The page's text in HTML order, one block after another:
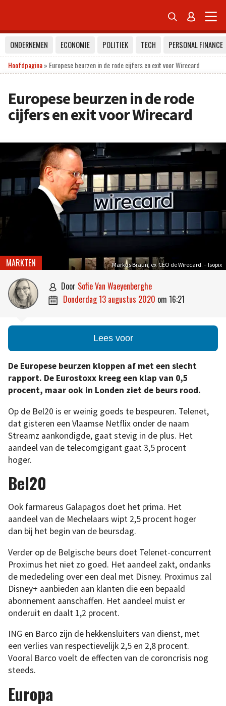
 
ONDERNEMEN ECONOMIE POLITIEK TECH
PERSONAL FINANCE
Hoofdpagina» Europese beurzen in de rode cijfers en exit voor Wirecard
Europese beurzen in de rode
cijfers en exit voor Wirecard
Markus Braun, ex-CEO de Wirecard. – Isopix
MARKTEN
 door Sofie Van Waeyenberghe
 donderdag 13 augustus 2020 om 16:21
Lees voor
De Europese beurzen kloppen af met een slecht
rapport. De Eurostoxx kreeg een klap van 0,5
procent, maar ook in Londen ziet de beurs rood.
Op de Bel20 is er weinig goeds te bespeuren. Telenet,
dat gisteren een Vlaamse Netflix onder de naam
Streamz aankondigde, gaat stevig in de plus. Het
aandeel van de telecomgigant gaat 3,5 procent
hoger.
Bel20
Ook farmareus Galapagos doet het prima. Het
aandeel van de Mechelaars wipt 2,5 procent hoger
dan bij het begin van de beursdag.
Verder op de Belgische beurs doet Telenet-concurrent
Proximus het niet zo goed. Het aandeel zakt, ondanks
de mededeling over een deal met Disney. Proximus zal
Disney+ aanbieden aan klanten die een bepaald
abonnement aanschaffen. Het aandeel muist er
onderuit en daalt 1,2 procent.
ING en Barco zijn de hekkensluiters van dienst, met
een verlies van respectievelijk 2,5 en 2,8 procent.
Vooral Barco voelt de effecten van de coroncrisis nog
steeds.
Europa